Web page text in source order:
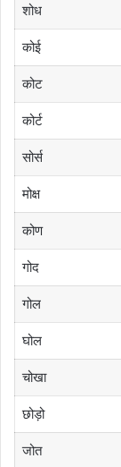
शोध
कोई
कोट
कोर्ट
सोर्स
मोक्ष
कोण
गोद
गोल
घोल
चोखा
छोड़ो
जोत